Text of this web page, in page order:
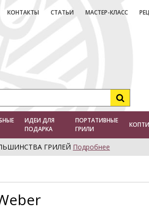
КОНТАКТЫ СТАТЬИ МАСТЕР-КЛАСС
ИДЕИ ДЛЯ
ПОДАРКА
ПОРТАТИВНЫЕ
ГРИЛИ
ГРИЛЕЙ Подробнее